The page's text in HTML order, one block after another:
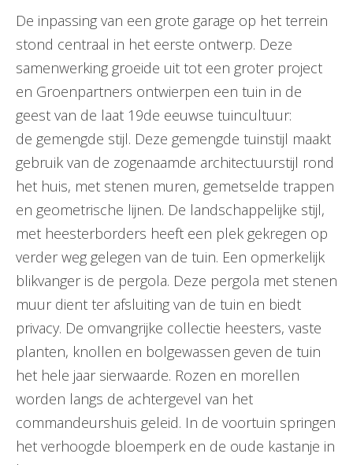
De inpassing van een grote garage op het terrein
stond centraal in het eerste ontwerp. Deze
samenwerking groeide uit tot een groter project
en Groenpartners ontwierpen een tuin in de
geest van de laat 19de eeuwse tuincultuur:
de gemengde stijl. Deze gemengde tuinstijl maakt
gebruik van de zogenaamde architectuurstijl rond
het huis, met stenen muren, gemetselde trappen
en geometrische lijnen. De landschappelijke stijl,
met heesterborders heeft een plek gekregen op
verder weg gelegen van de tuin. Een opmerkelijk
blikvanger is de pergola. Deze pergola met stenen
muur dient ter afsluiting van de tuin en biedt
privacy. De omvangrijke collectie heesters, vaste
planten, knollen en bolgewassen geven de tuin
het hele jaar sierwaarde. Rozen en morellen
worden langs de achtergevel van het
commandeurshuis geleid. In de voortuin springen
het verhoogde bloemperk en de oude kastanje in